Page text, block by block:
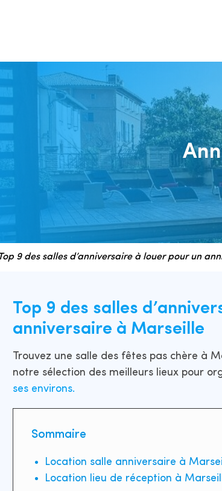
Top 9 des salles d’anniversaire à louer pour un
Top 9 des salles
anniversaire à Marseille
Trouvez une salle des fêtes pas chère à
notre sélection des meilleurs lieux pour
ses environs.
Sommaire
Location salle anniversaire à
Location lieu de réception à